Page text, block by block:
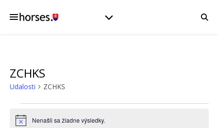
ZCHKS
Udalosti ZCHKS
Udalosti
Notice Nenašli sa žiadne výsledky.